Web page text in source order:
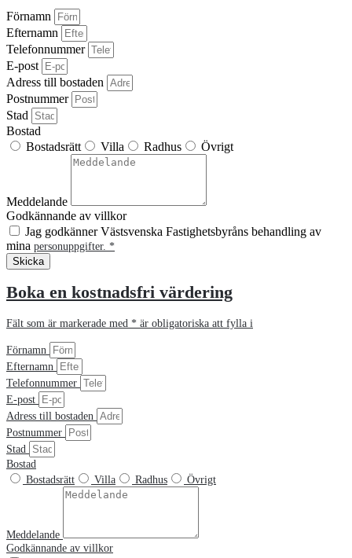
Förnamn
Efternamn
Telefonnummer
E-post
Adress till bostaden
Postnummer
Stad
Bostad
Bostadsrätt
Villa Radhus Övrigt
Meddelande
Godkännande av villkor
Jag godkänner Västsvenska Fastighetsbyråns behandling av
mina personuppgifter. *
Skicka
Boka en kostnadsfri värdering
Fält som är markerade med * är obligatoriska att fylla i
Förnamn
Efternamn
Telefonnummer
E-post
Adress till bostaden
Postnummer
Stad
Bostad
Bostadsrätt
Villa Radhus Övrigt
Meddelande
Godkännande av villkor